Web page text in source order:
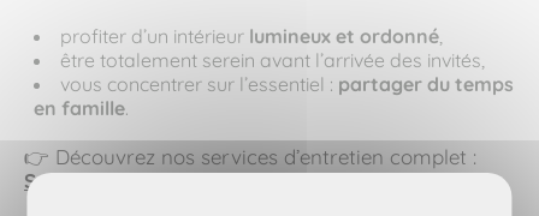
profiter d’un intérieur lumineux et ordonné,
être totalement serein avant l’arrivée des invités,
vous concentrer sur l’essentiel : partager du temps
en famille.
👉 Découvrez nos services d’entretien complet :
Service ménage & entretien Maison & Services